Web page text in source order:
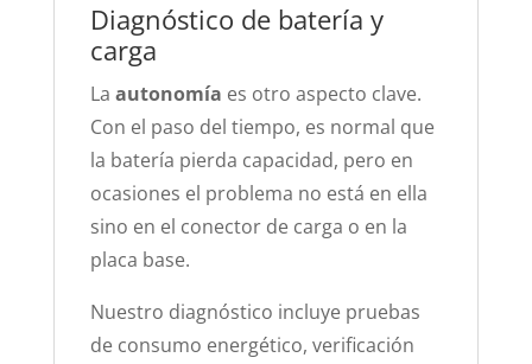
Diagnóstico de batería y
carga
La autonomía es otro aspecto clave.
Con el paso del tiempo, es normal que
la batería pierda capacidad, pero en
ocasiones el problema no está en ella
sino en el conector de carga o en la
placa base.
Nuestro diagnóstico incluye pruebas
de consumo energético, verificación